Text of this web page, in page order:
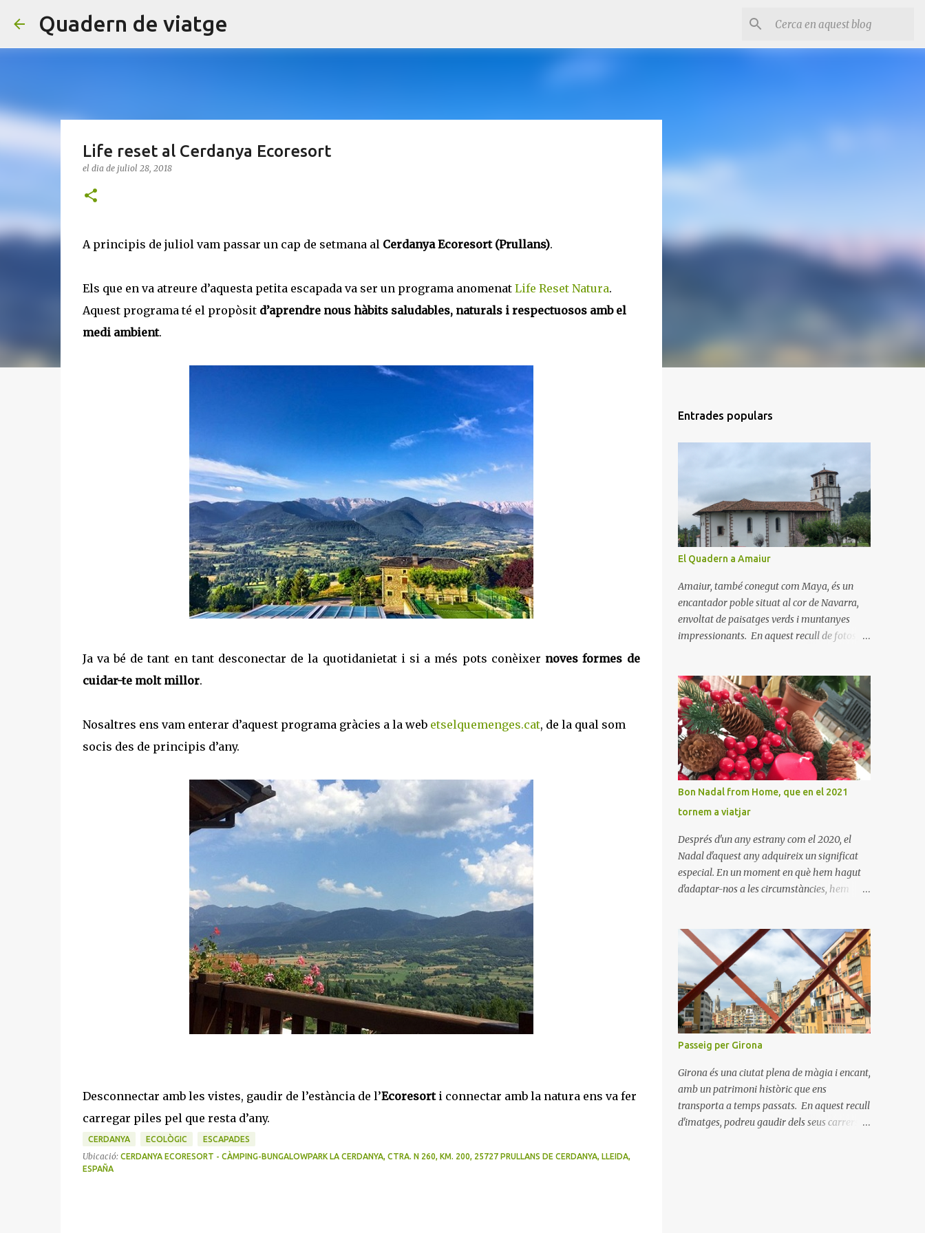
Quadern de viatge
Life reset al Cerdanya Ecoresort
el dia de juliol 28, 2018
A principis de juliol vam passar un cap de setmana al Cerdanya Ecoresort (Prullans).
Els que en va atreure d’aquesta petita escapada va ser un programa anomenat Life Reset Natura.
Aquest programa té el propòsit d’aprendre nous hàbits saludables, naturals i respectuosos amb el
medi ambient.
Ja va bé de tant en tant desconectar de la quotidanietat i si a més pots conèixer noves formes de
cuidar-te molt millor.
Nosaltres ens vam enterar d’aquest programa gràcies a la web etselquemenges.cat, de la qual som
socis des de principis d’any.
Desconnectar amb les vistes, gaudir de l’estància de l’Ecoresorti connectar amb la natura ens va fer
carregar piles pel que resta d’any.
CERDANYA ECOLÒGIC ESCAPADES
Ubicació: CERDANYA ECORESORT - CÀMPING-BUNGALOWPARK LA CERDANYA, CTRA. N 260, KM. 200, 25727 PRULLANS DE CERDANYA, LLEIDA,
ESPAÑA
Entrades populars
El Quadern a Amaiur
Amaiur, també conegut com Maya, és un
encantador poble situat al cor de Navarra,
envoltat de paisatges verds i muntanyes
impressionants. En aquest recull de fotos,
aquest petit poble encantador recordant-nos
el seu passat medieval. Visitar Amaiur és
una oportunitat per connectar amb la
cultura navarresa i gaudir de la tranquil·litat
d'un poble que conserva el seu encant
tradicional. Us animem a descobrir aquest
meravellós lloc i a deixar-vos captivar per la
Bon Nadal from Home, que en el 2021
tornem a viatjar
Després d'un any estrany com el 2020, el
Nadal d'aquest any adquireix un significat
especial. En un moment en què hem hagut
d'adaptar-nos a les circumstàncies, hem
connectar amb els nostres éssers estimats i
hem viscut la bellesa de les celebracions
íntimes. Amb el 2021 a la vista, esperem
poder tornar a descobrir nous llocs i viure
noves experiències. Desitgem que aquest
Nadal us porti pau, amor i moments
inoblidables. Bon Nadal i un pròsper Any
Passeig per Girona
Girona és una ciutat plena de màgia i encant,
amb un patrimoni històric que ens
transporta a temps passats. En aquest recull
d'imatges, podreu gaudir dels seus carrers